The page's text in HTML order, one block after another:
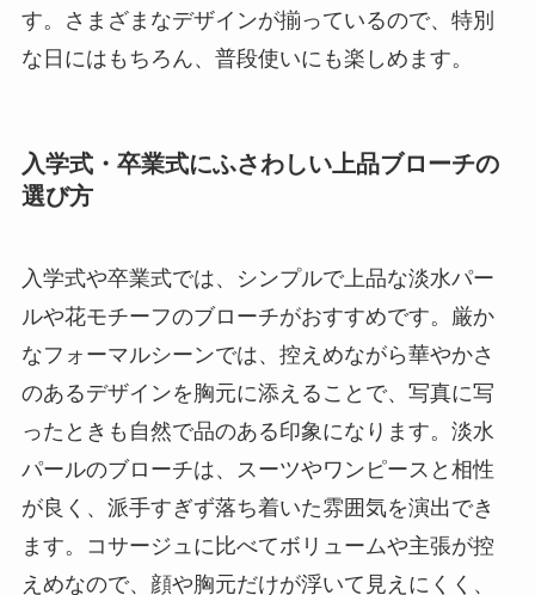
す。さまざまなデザインが揃っているので、特別
な日にはもちろん、普段使いにも楽しめます。
入学式・卒業式にふさわしい上品ブローチの
選び方
入学式や卒業式では、シンプルで上品な淡水パー
ルや花モチーフのブローチがおすすめです。厳か
なフォーマルシーンでは、控えめながら華やかさ
のあるデザインを胸元に添えることで、写真に写
ったときも自然で品のある印象になります。淡水
パールのブローチは、スーツやワンピースと相性
が良く、派手すぎず落ち着いた雰囲気を演出でき
ます。コサージュに比べてボリュームや主張が控
えめなので、顔や胸元だけが浮いて見えにくく、